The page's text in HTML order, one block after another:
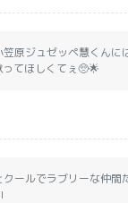
笠原ジュゼッペ慧くんに
ってほしくてぇ🥺🌟
ールでラブリーな仲間